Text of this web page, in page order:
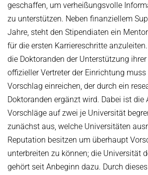
geschaffen, um verheißungsvolle
zu unterstützen. Neben finanziellem
Jahre, steht den Stipendiaten ein
für die ersten Karriereschritte
die Doktoranden der Unterstützung
offizieller Vertreter der Einrichtung muss
Vorschlag einreichen, der durch ein
Doktoranden ergänzt wird. Dabei ist die
Vorschläge auf zwei je Universität
zunächst aus, welche Universitäten
Reputation besitzen um überhaupt
unterbreiten zu können; die Universität
gehört seit Anbeginn dazu. Durch